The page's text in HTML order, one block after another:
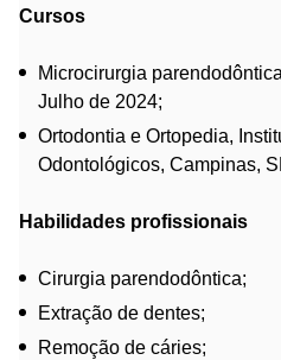
Cursos
Microcirurgia
Julho de 2024;
Ortodontia e Ortopedia,
Odontológicos, Campinas,
Habilidades profissionais
Cirurgia parendodôntica;
Extração de dentes;
Remoção de cáries;